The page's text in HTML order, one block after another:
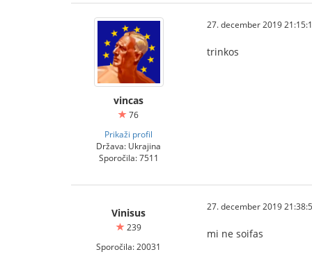
vincas
76
Prikaži profil
Država: Ukrajina
Sporočila: 7511
27. december 2019
trinkos
Vinisus
239
Sporočila: 20031
27. december 2019
mi ne soifas